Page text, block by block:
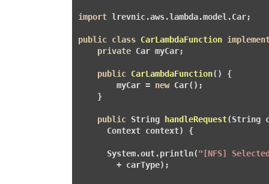
import lrevnic.aws.lambda.model.Car;
public class CarLambdaFunction
private Car myCar;
public CarLambdaFunction()
{
        myCar =
new Car();
    }
public String handleRequest(String
      Context context)
{
      System.out.println(
"[NFS]
        + carType);